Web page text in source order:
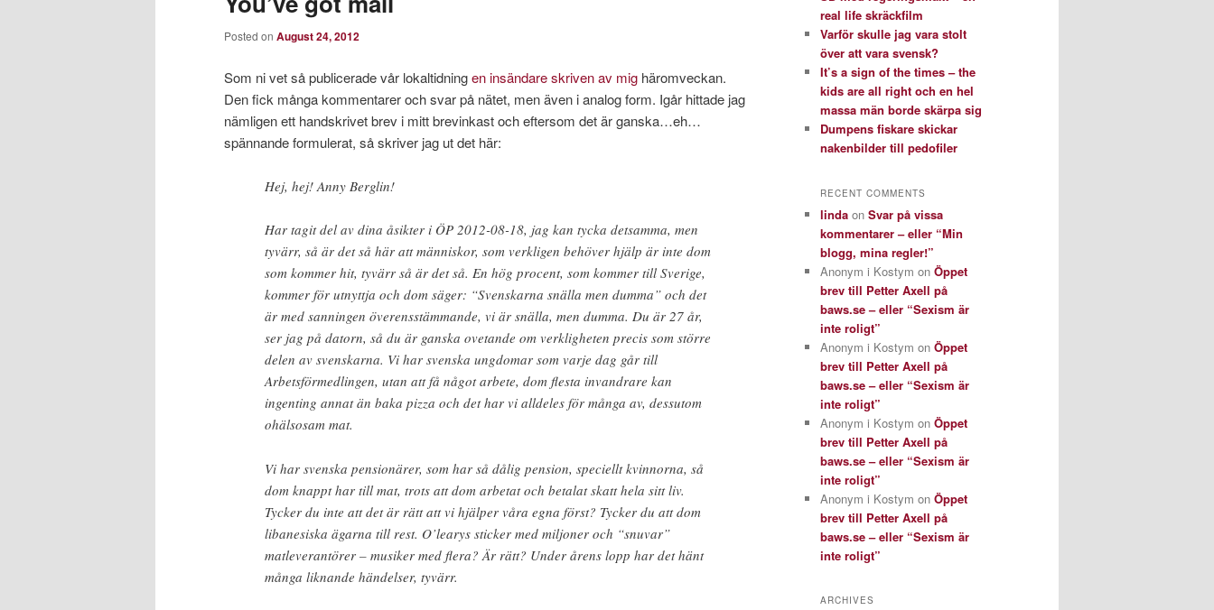
Posted on August 24, 2012
Som ni vet så publicerade vår lokaltidningen insändare skriven av mig häromveckan.
Den fick många kommentarer och svar på nätet, men även i analog form. Igår hittade jag
nämligen ett handskrivet brev i mitt brevinkast och eftersom det är ganska…eh…
spännande formulerat, så skriver jag ut det här:
Hej, hej! Anny Berglin!
Har tagit del av dina åsikter i ÖP 2012-08-18, jag kan tycka detsamma, men
tyvärr, så är det så här att människor, som verkligen behöver hjälp är inte dom
som kommer hit, tyvärr så är det så. En hög procent, som kommer till Sverige,
kommer för utnyttja och dom säger: “Svenskarna snälla men dumma” och det
är med sanningen överensstämmande, vi är snälla, men dumma. Du är 27 år,
ser jag på datorn, så du är ganska ovetande om verkligheten precis som större
delen av svenskarna. Vi har svenska ungdomar som varje dag går till
Arbetsförmedlingen, utan att få något arbete, dom flesta invandrare kan
ingenting annat än baka pizza och det har vi alldeles för många av, dessutom
ohälsosam mat.
Vi har svenska pensionärer, som har så dålig pension, speciellt kvinnorna, så
dom knappt har till mat, trots att dom arbetat och betalat skatt hela sitt liv.
Tycker du inte att det är rätt att vi hjälper våra egna först? Tycker du att dom
libanesiska ägarna till rest. O’learys sticker med miljoner och “snuvar”
matleverantörer – musiker med flera? Är rätt? Under årens lopp har det hänt
många liknande händelser, tyvärr.
real life skräckfilm
Varför skulle jag vara stolt
över att vara svensk?
It’s a sign of the times – the
kids are all right och en hel
massa män borde skärpa sig
Dumpens fiskare skickar
nakenbilder till pedofiler
RECENT COMMENTS
linda on Svar på vissa
kommentarer – eller “Min
blogg, mina regler!”
Anonym i Kostym on Öppet
brev till Petter Axell på
baws.se – eller “Sexism är
inte roligt”
Anonym i Kostym on Öppet
brev till Petter Axell på
baws.se – eller “Sexism är
inte roligt”
Anonym i Kostym on Öppet
brev till Petter Axell på
baws.se – eller “Sexism är
inte roligt”
Anonym i Kostym on Öppet
brev till Petter Axell på
baws.se – eller “Sexism är
inte roligt”
ARCHIVES